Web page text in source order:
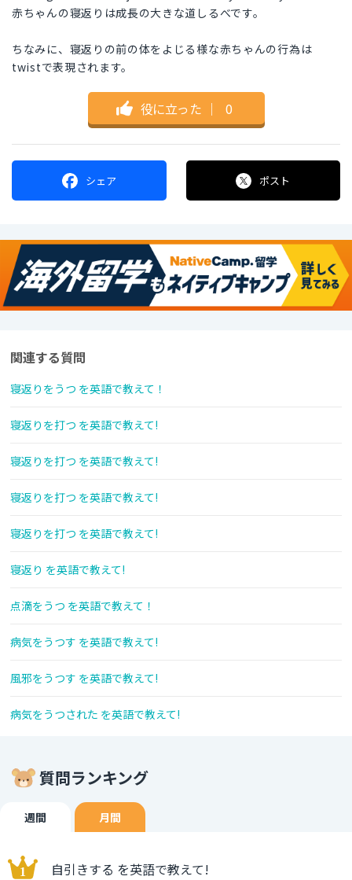
赤ちゃんの寝返りは成長の大きな道しるべです。
ちなみに、寝返りの前の体をよじる様な赤ちゃんの行為は
twistで表現されます。
役に立った ｜ 0
シェア ポスト
関連する質問
寝返りをうつ を英語で教えて！
寝返りを打つ を英語で教えて!
寝返りを打つ を英語で教えて!
寝返りを打つ を英語で教えて!
寝返りを打つ を英語で教えて!
寝返り を英語で教えて!
点滴をうつ を英語で教えて！
病気をうつす を英語で教えて!
風邪をうつす を英語で教えて!
病気をうつされた を英語で教えて!
質問ランキング
週間 月間
自引きする を英語で教えて!